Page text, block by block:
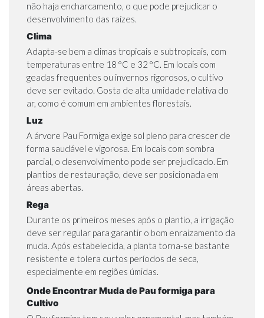
não haja encharcamento, o que pode prejudicar o
desenvolvimento das raízes.
Clima
Adapta-se bem a climas tropicais e subtropicais, com
temperaturas entre 18 °C e 32 °C. Em locais com
geadas frequentes ou invernos rigorosos, o cultivo
deve ser evitado. Gosta de alta umidade relativa do
ar, como é comum em ambientes florestais.
Luz
A árvore Pau Formiga exige sol pleno para crescer de
forma saudável e vigorosa. Em locais com sombra
parcial, o desenvolvimento pode ser prejudicado. Em
plantios de restauração, deve ser posicionada em
áreas abertas.
Rega
Durante os primeiros meses após o plantio, a irrigação
deve ser regular para garantir o bom enraizamento da
muda. Após estabelecida, a planta torna-se bastante
resistente e tolera curtos períodos de seca,
especialmente em regiões úmidas.
Onde Encontrar Muda de Pau formiga para
Cultivo